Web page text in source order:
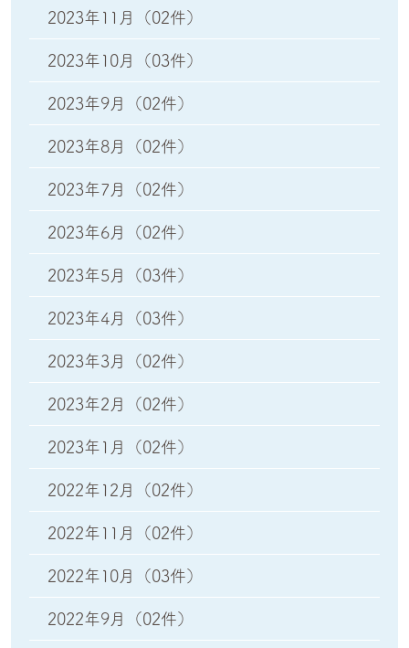
2023年11月 （02件）
2023年10月 （03件）
2023年9月 （02件）
2023年8月 （02件）
2023年7月 （02件）
2023年6月 （02件）
2023年5月 （03件）
2023年4月 （03件）
2023年3月 （02件）
2023年2月 （02件）
2023年1月 （02件）
2022年12月 （02件）
2022年11月 （02件）
2022年10月 （03件）
2022年9月 （02件）